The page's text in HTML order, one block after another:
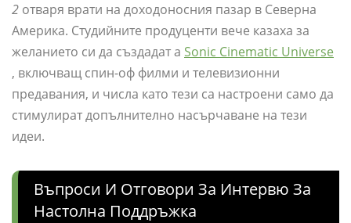
2 отваря врати на доходоносния пазар в Северна
Америка. Студийните продуценти вече казаха за
желанието си да създадат a Sonic Cinematic Universe
, включващ спин-оф филми и телевизионни
предавания, и числа като тези са настроени само да
стимулират допълнително насърчаване на тези
идеи.
Въпроси И Отговори За Интервю За
Настолна Поддръжка